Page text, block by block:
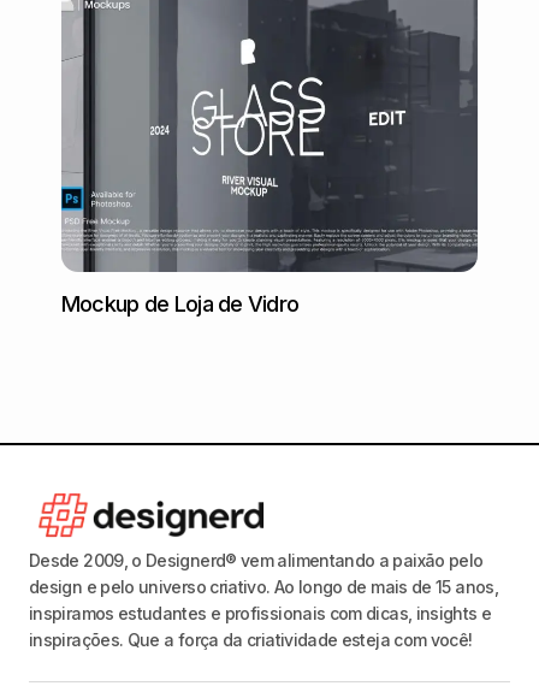
Mockup de Loja de Vidro
Desde 2009, o Designerd® vem alimentando a paixão pelo
design e pelo universo criativo. Ao longo de mais de 15 anos,
inspiramos estudantes e profissionais com dicas, insights e
inspirações. Que a força da criatividade esteja com você!